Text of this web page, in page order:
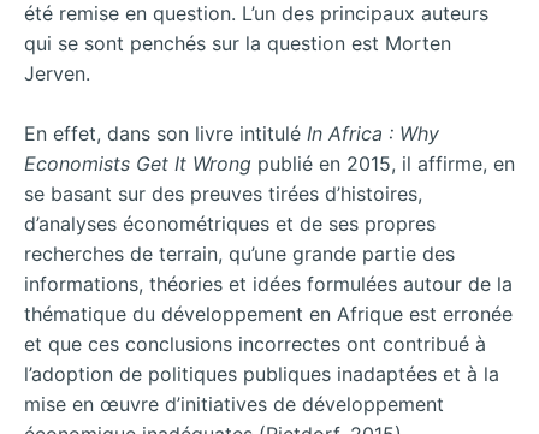
été remise en question. L’un des principaux auteurs
qui se sont penchés sur la question est Morten
Jerven.
En effet, dans son livre intitulé In Africa : Why
Economists Get It Wrong publié en 2015, il affirme, en
se basant sur des preuves tirées d’histoires,
d’analyses économétriques et de ses propres
recherches de terrain, qu’une grande partie des
informations, théories et idées formulées autour de la
thématique du développement en Afrique est erronée
et que ces conclusions incorrectes ont contribué à
l’adoption de politiques publiques inadaptées et à la
mise en œuvre d’initiatives de développement